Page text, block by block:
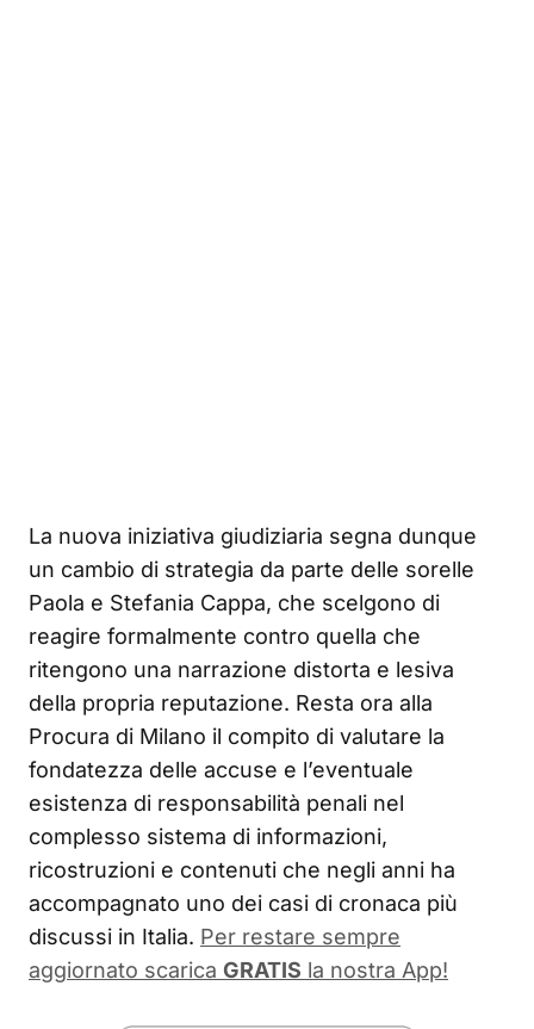
La nuova iniziativa giudiziaria segna dunque
un cambio di strategia da parte delle sorelle
Paola e Stefania Cappa, che scelgono di
reagire formalmente contro quella che
ritengono una narrazione distorta e lesiva
della propria reputazione. Resta ora alla
Procura di Milano il compito di valutare la
fondatezza delle accuse e l’eventuale
esistenza di responsabilità penali nel
complesso sistema di informazioni,
ricostruzioni e contenuti che negli anni ha
accompagnato uno dei casi di cronaca più
discussi in Italia. Per restare sempre
aggiornato scarica GRATIS la nostra App!